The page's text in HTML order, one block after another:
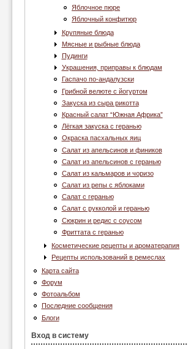
Яблочное пюре
Яблочный конфитюр
Крупяные блюда
Мясные и рыбные блюда
Пудинги
Украшения, приправы к блюдам
Гаспачо по-андалузски
Грибной велюте с йогуртом
Закуска из сыра рикотта
Красный салат “Южная Африка”
Лёгкая закуска с геранью
Окраска пасхальных яиц
Салат из апельсинов и фиников
Салат из апельсинов с геранью
Салат из кальмаров и чоризо
Салат из репы с яблоками
Салат с геранью
Салат с рукколой и геранью
Сюкрин и редис с соусом
Фриттата с геранью
Косметические рецепты и ароматерапия
Рецепты использований в ремеслах
Карта сайта
Форум
Фотоальбом
Последние сообщения
Блоги
Вход в систему